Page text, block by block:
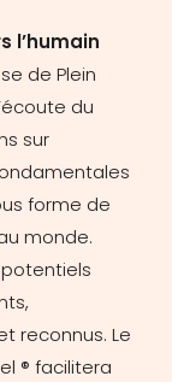
l’humain
de Plein
du
sur
forme de
monde.
potentiels
reconnus. Le
® facilitera